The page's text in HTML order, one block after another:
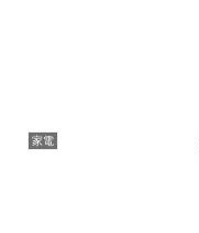
家電